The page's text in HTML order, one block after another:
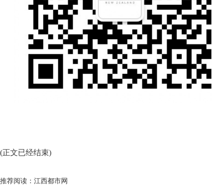
(正文已经结束)
推荐阅读： 江西都市网